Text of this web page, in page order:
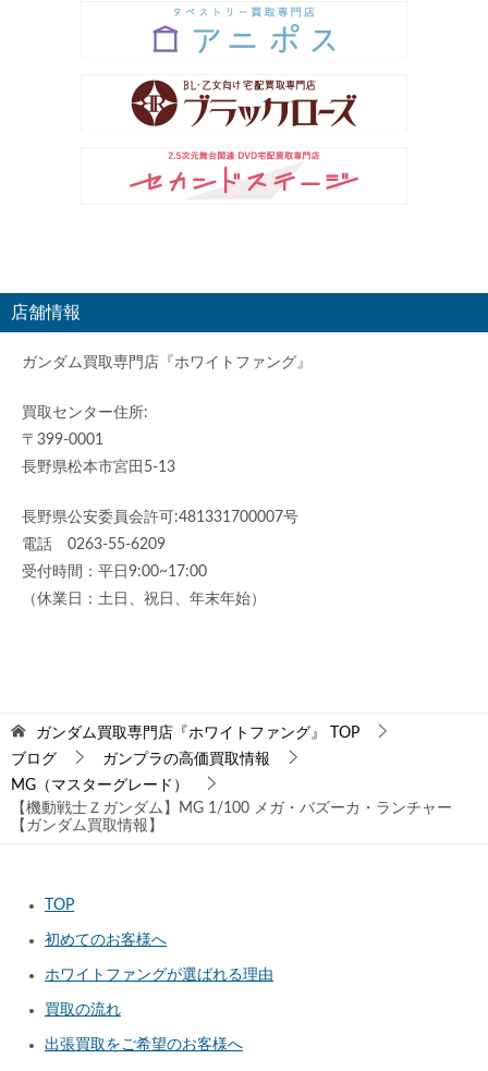
店舗情報
ガンダム買取専門店『ホワイトファング』
買取センター住所:
〒399-0001
長野県松本市宮田5-13
長野県公安委員会許可:481331700007号
電話 0263-55-6209
受付時間：平日9:00~17:00
（休業日：土日、祝日、年末年始）
ガンダム買取専門店『ホワイトファング』
TOP
ブログ
ガンプラの高価買取情報
MG（マスターグレード）
【機動戦士Ｚガンダム】MG 1/100 メガ・バズーカ・ランチャー
【ガンダム買取情報】
TOP
初めてのお客様へ
ホワイトファングが選ばれる理由
買取の流れ
出張買取をご希望のお客様へ